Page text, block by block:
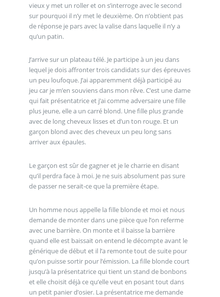
vieux y met un roller et on s’interroge avec le second
sur pourquoi il n’y met le deuxième. On n’obtient pas
de réponse je pars avec la valise dans laquelle il n’y a
qu’un patin.
J’arrive sur un plateau télé. Je participe à un jeu dans
lequel je dois affronter trois candidats sur des épreuves
un peu loufoque. J’ai apparemment déjà participé au
jeu car je m’en souviens dans mon rêve. C’est une dame
qui fait présentatrice et j’ai comme adversaire une fille
plus jeune, elle a un carré blond. Une fille plus grande
avec de long cheveux lisses et d’un ton rouge. Et un
garçon blond avec des cheveux un peu long sans
arriver aux épaules.
Le garçon est sûr de gagner et je le charrie en disant
qu’il perdra face à moi. Je ne suis absolument pas sure
de passer ne serait-ce que la première étape.
Un homme nous appelle la fille blonde et moi et nous
demande de monter dans une pièce que l’on referme
avec une barrière. On monte et il baisse la barrière
quand elle est baissait on entend le décompte avant le
générique de début et il l’a remonte tout de suite pour
qu’on puisse sortir pour l’émission. La fille blonde court
jusqu’à la présentatrice qui tient un stand de bonbons
et elle choisit déjà ce qu’elle veut en posant tout dans
un petit panier d’osier. La présentatrice me demande